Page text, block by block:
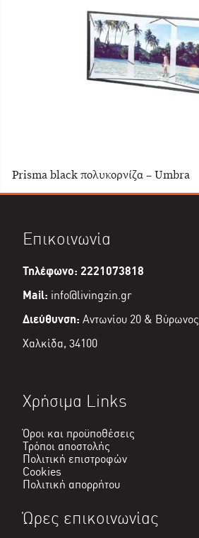
Prisma black πολυκορνίζα – Umbra
Επικοινωνία
Τηλέφωνο: 2221073818
Mail: info@livingzin.gr
Διεύθυνση: Αντωνίου 20 & Βύρωνος
Χαλκίδα, 34100
Χρήσιμα Links
Όροι και προϋποθέσεις
Τρόποι αποστολής
Πολιτική επιστροφών
Cookies
Πολιτική απορρήτου
Ώρες επικοινωνίας